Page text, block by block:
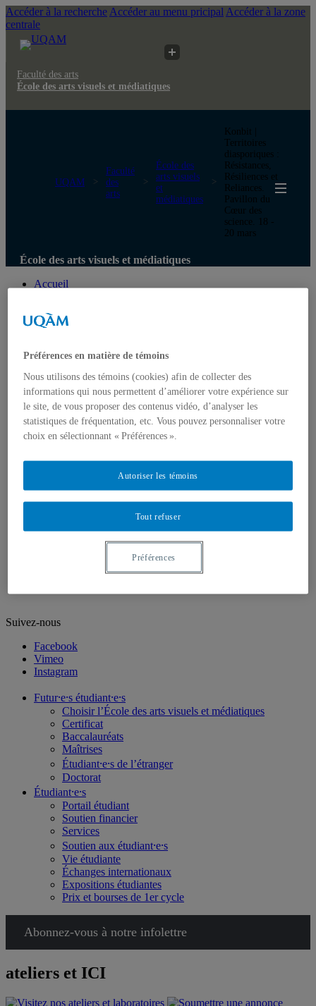
Accéder à la recherche Accéder au menu pricipal Accéder à la zone
centrale
Faculté des arts
École des arts visuels et médiatiques
UQAM
Faculté
des
arts
École des
arts visuels
et
médiatiques
Konbit |
Territoires
diasporiques :
Résistances,
Résiliences et
Reliances.
Pavillon du
Cœur des
science. 18 -
20 mars
École des arts visuels et médiatiques
Accueil
Ateliers et laboratoires
Personnel technique
Nous joindre
Corps enseignant
Professeur⸱e⸱s régulières et réguliers
Professeur⸱e⸱s associé⸱e⸱s
Professeur⸱e⸱s retraité⸱e⸱s
Chargé⸱e⸱s de cours
Prix, bourses et distinctions
Suivez-nous
Facebook
Vimeo
Instagram
Futur⸱e⸱s étudiant⸱e⸱s
Choisir l’École des arts visuels et médiatiques
Certificat
Baccalauréats
Maîtrises
Étudiant⸱e⸱s de l’étranger
Doctorat
Étudiant⸱e⸱s
Portail étudiant
Soutien financier
Services
Soutien aux étudiant⸱e⸱s
Vie étudiante
Échanges internationaux
Expositions étudiantes
Prix et bourses de 1er cycle
Abonnez-vous à notre infolettre
ateliers et ICI
Préférences en matière de témoins
Nous utilisons des témoins (cookies) afin de collecter des
informations qui nous permettent d’améliorer votre expérience sur
le site, de vous proposer des contenus vidéo, d’analyser les
statistiques de fréquentation, etc. Vous pouvez personnaliser votre
choix en sélectionnant « Préférences ».
Tout refuser
Autoriser les témoins
Préférences